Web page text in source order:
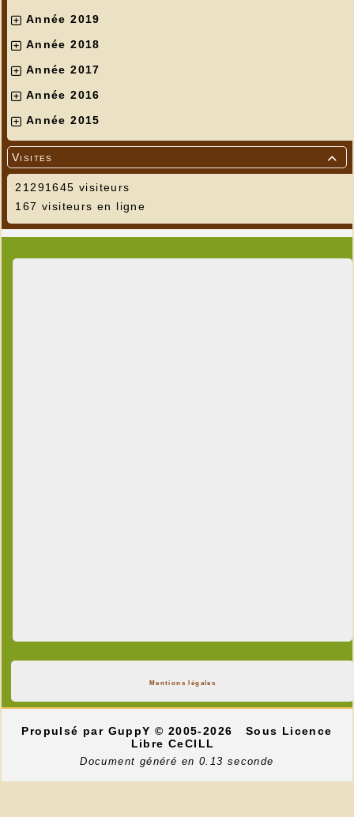
Année 2019
Année 2018
Année 2017
Année 2016
Année 2015

Visites
21291645 visiteurs
167 visiteurs en ligne
Mentions légales
Propulsé par GuppY© 2005-2026
Sous Licence
Libre CeCILL
Document généré en 0.13 seconde